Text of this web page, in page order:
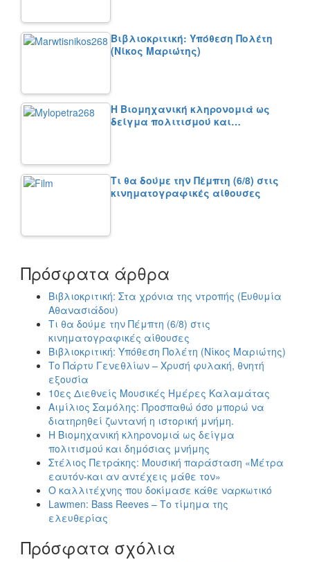
Βιβλιοκριτική: Υπόθεση Πολέτη
(Νίκος Μαριώτης)
Η Βιομηχανική κληρονομιά ως
δείγμα πολιτισμού και…
Τι θα δούμε την Πέμπτη (6/8) στις
κινηματογραφικές αίθουσες
Πρόσφατα άρθρα
Βιβλιοκριτική: Στα χρόνια της ντροπής (Ευθυμία
Αθανασιάδου)
Τι θα δούμε την Πέμπτη (6/8) στις
κινηματογραφικές αίθουσες
Βιβλιοκριτική: Υπόθεση Πολέτη (Νίκος Μαριώτης)
Το Πάρτυ Γενεθλίων – Χρυσή φυλακή, θνητή
εξουσία
10ες Διεθνείς Μουσικές Ημέρες Καλαμάτας
Αιμίλιος Σαμόλης: Προσπαθώ όσο μπορώ να
διατηρηθεί ζωντανή η ιστορική μνήμη.
Η Βιομηχανική κληρονομιά ως δείγμα
πολιτισμού και δημόσιας μνήμης
Στέλιος Πετράκης: Μουσική παράσταση «Μέτρα
εαυτόν-και αν αντέχεις μάθε τον»
Ο καλλιτέχνης που δοκίμασε κάθε ναρκωτικό
Lawmen: Bass Reeves – Το τίμημα της
ελευθερίας
Πρόσφατα σχόλια